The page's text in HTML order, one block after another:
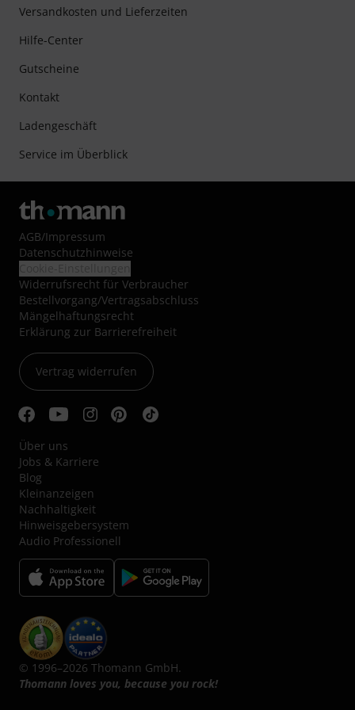
Versandkosten und Lieferzeiten
Hilfe-Center
Gutscheine
Kontakt
Ladengeschäft
Service im Überblick
AGB/Impressum
Datenschutzhinweise
Widerrufsrecht für Verbraucher
Bestellvorgang/Vertragsabschluss
Mängelhaftungsrecht
Erklärung zur Barrierefreiheit
Vertrag widerrufen
Über uns
Jobs & Karriere
Blog
Kleinanzeigen
Nachhaltigkeit
Hinweisgebersystem
Audio Professionell
© 1996–2026 Thomann GmbH.
Thomann loves you, because you rock!